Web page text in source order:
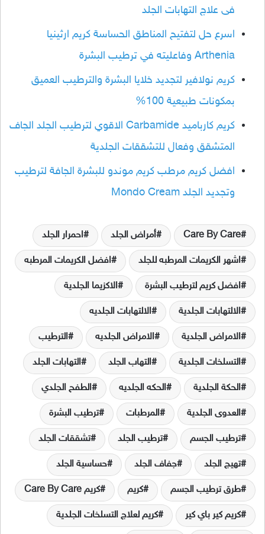
فى علاج التهابات الجلد
اسرع حل لتفتيح المناطق الحساسة كريم ارثينيا
Arthenia وفاعليته في ترطيب البشرة
كريم نولافير لتجديد خلايا البشرة والترطيب العميق
بمكونات طبيعية 100%
كريم كارباميد Carbamide الاقوي لترطيب الجلد الجاف
المتشقق وفعال للتشققات الجلدية
افضل كريم مرطب كريم موندو للبشرة الجافة لترطيب
وتجديد الجلد Mondo Cream
Care By Care أمراض الجلد احمرار الجلد
اشهر الكريمات المرطبه للجلد افضل الكريمات المرطبه
افضل كريم لترطيب البشرة الاكزيما الجلدية
الالتهابات الجلدية الالتهابات الجلديه
الامراض الجلدية الامراض الجلديه الترطيب
التسلخات الجلدية التهاب الجلد التهابات الجلد
الحكة الجلدية الحكه الجلديه الطفح الجلدي
العدوى الجلدية المرطبات ترطيب البشرة
ترطيب الجسم ترطيب الجلد تشققات الجلد
تهيج الجلد جفاف الجلد حساسية الجلد
طرق ترطيب الجسم كريم كريم Care By Care
كريم كير باي كير كريم لعلاج التسلخات الجلدية